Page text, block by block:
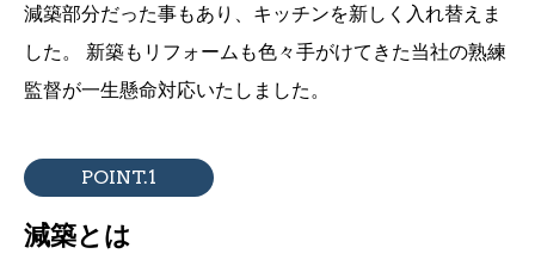
減築部分だった事もあり、キッチンを新しく入れ替えま
した。
新築もリフォームも色々手がけてきた当社の熟練
監督が一生懸命対応いたしました。
POINT.1
減築とは